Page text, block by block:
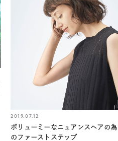
2019.07.12
ボリューミーなニュアンスヘアの為
のファーストステップ